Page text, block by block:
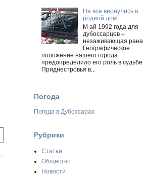
Не все вернулись в
родной дом...
М ай 1992 года для
дубоссарцев –
незаживающая рана.
Географическое
положение нашего города
предопределило его роль в судьбе
Приднестровья в...
Погода
Погода в Дубоссарах
Рубрики
Статьи
Общество
Новости